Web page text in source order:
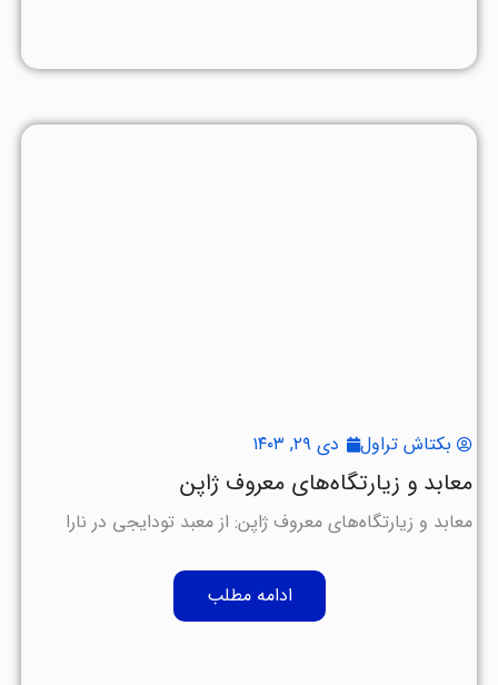
بکتاش تراول دی ۲۹, ۱۴۰۳
معابد و زیارتگاه‌های معروف ژاپن
معابد و زیارتگاه‌های معروف ژاپن: از معبد تودایجی در نارا
ادامه مطلب